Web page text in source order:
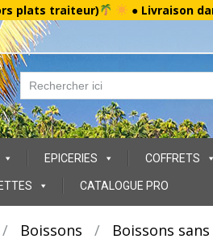
plats traiteur) ● Livraison
EPICERIES COFFRETS
CATALOGUE PRO
/ Boissons / Boissons